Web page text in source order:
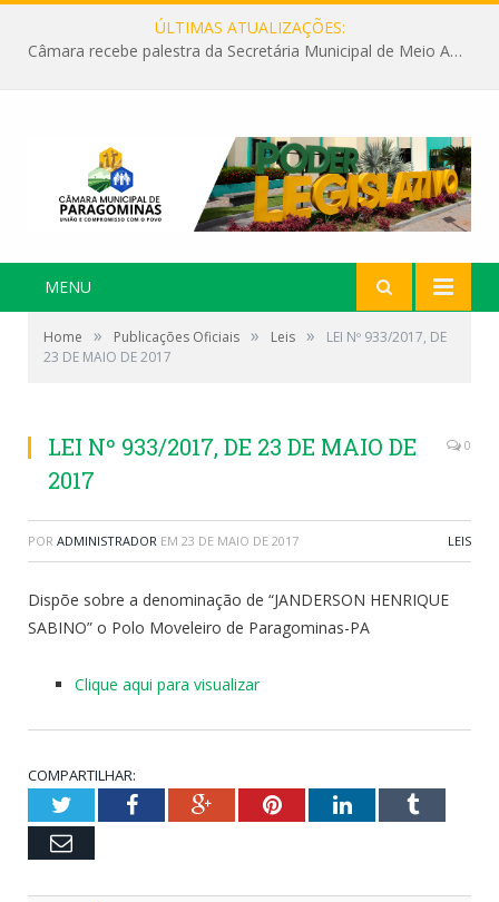
ÚLTIMAS ATUALIZAÇÕES:
Câmara recebe palestra da Secretária Municipal de Meio Ambiente sobre as ações da “SEMANA DO MEIO AMBIENTE”
MENU
Home » Publicações Oficiais » Leis »
LEI Nº 933/2017, DE
23 DE MAIO DE 2017
LEI Nº 933/2017, DE 23 DE MAIO DE
2017
0
POR ADMINISTRADOR EM 23 DE MAIO DE 2017 LEIS
Dispõe sobre a denominação de “JANDERSON HENRIQUE
SABINO” o Polo Moveleiro de Paragominas-PA
Clique aqui para visualizar
COMPARTILHAR:
TwitterFacebookGoogle+PinterestLinkedInTumblr
Email